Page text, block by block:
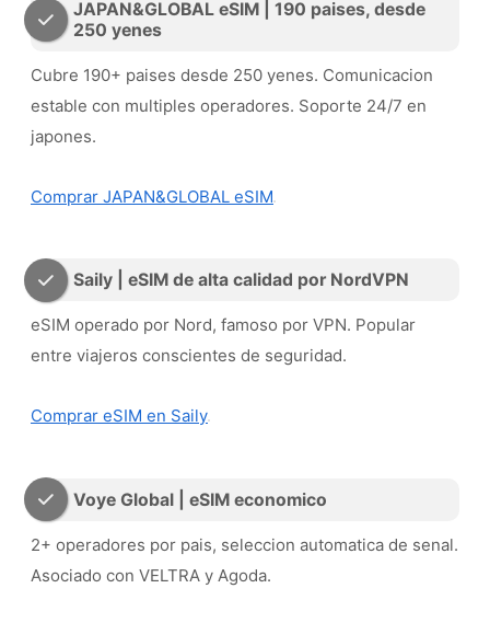
JAPAN&GLOBAL eSIM | 190 paises, desde
250 yenes
Cubre 190+ paises desde 250 yenes. Comunicacion
estable con multiples operadores. Soporte 24/7 en
japones.
Comprar JAPAN&GLOBAL eSIM
Saily | eSIM de alta calidad por NordVPN
eSIM operado por Nord, famoso por VPN. Popular
entre viajeros conscientes de seguridad.
Comprar eSIM en Saily
Voye Global | eSIM economico
2+ operadores por pais, seleccion automatica de senal.
Asociado con VELTRA y Agoda.